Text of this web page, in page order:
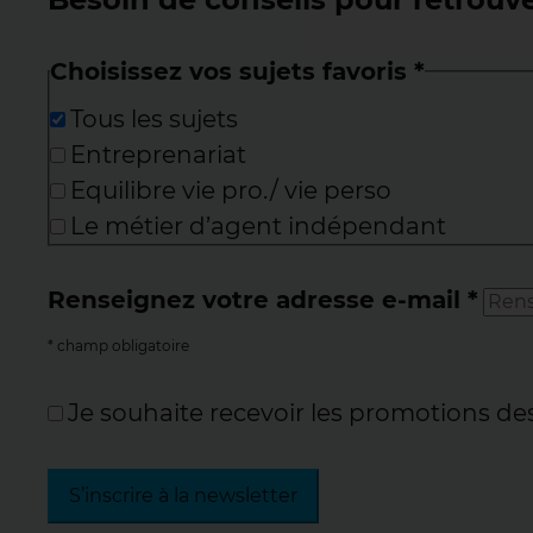
Choisissez vos sujets favoris *
Tous les sujets
Entreprenariat
Equilibre vie pro./ vie perso
Le métier d’agent indépendant
Renseignez votre adresse e-mail *
* champ obligatoire
Je souhaite recevoir les promotions
S’inscrire à la newsletter